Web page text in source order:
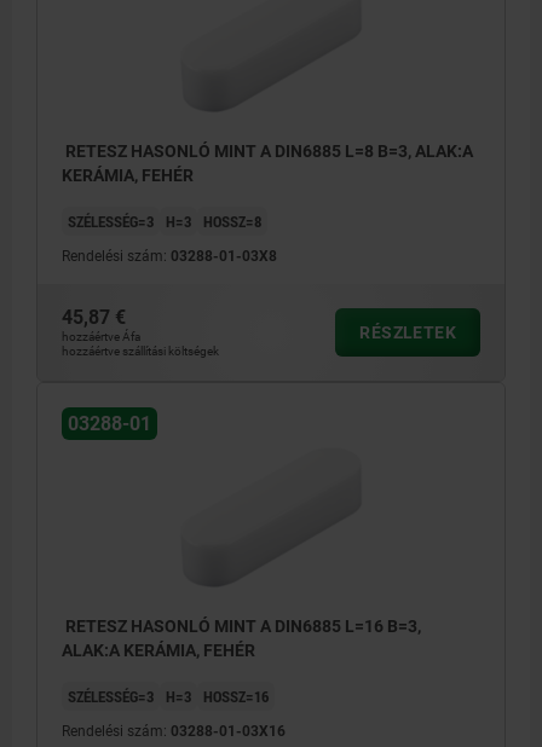
RETESZ HASONLÓ MINT A DIN6885 L=8 B=3, ALAK:A
KERÁMIA, FEHÉR
SZÉLESSÉG=3 H=3 HOSSZ=8
Rendelési szám: 03288-01-03X8
45,87 €
hozzáértve Áfa
hozzáértve szállítási költségek
RÉSZLETEK
03288-01
RETESZ HASONLÓ MINT A DIN6885 L=16 B=3,
ALAK:A KERÁMIA, FEHÉR
SZÉLESSÉG=3 H=3 HOSSZ=16
Rendelési szám: 03288-01-03X16